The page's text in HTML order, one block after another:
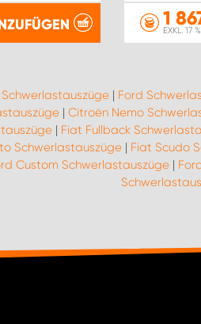
1
EXKL. 17
| Ford
| Citroën Nemo
| Fiat Fullback
Schwerlastauszüge | Fiat Scudo
Custom Schwerlastauszüge|